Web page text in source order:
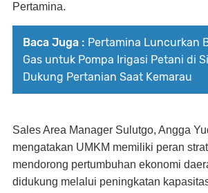
Pertamina.
Baca Juga : Pertamina Luncurkan
Gas untuk Pompa Irigasi Petani di
Dukung Pertanian Saat Kemarau
Sales Area Manager Sulutgo, Angga
mengatakan UMKM memiliki peran
mendorong pertumbuhan ekonomi
didukung melalui peningkatan